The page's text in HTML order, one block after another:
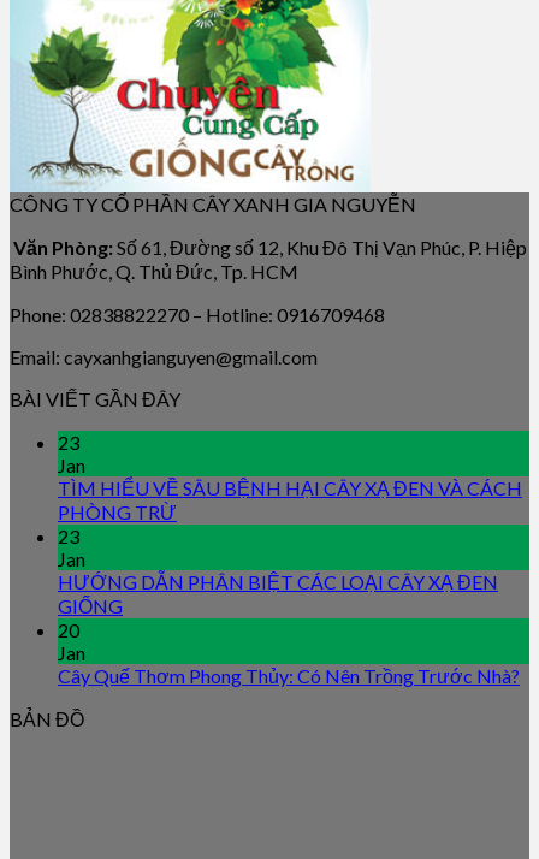
CÔNG TY CỔ PHẦN CÂY XANH GIA NGUYỄN
Văn Phòng: Số 61, Đường số 12, Khu Đô Thị Vạn Phúc, P. Hiệp
Bình Phước, Q. Thủ Đức, Tp. HCM
Phone: 02838822270 – Hotline: 0916709468
Email: cayxanhgianguyen@gmail.com
BÀI VIẾT GẦN ĐÂY
23
Jan
TÌM HIỂU VỀ SÂU BỆNH HẠI CÂY XẠ ĐEN VÀ CÁCH
PHÒNG TRỪ
23
Jan
HƯỚNG DẪN PHÂN BIỆT CÁC LOẠI CÂY XẠ ĐEN
GIỐNG
20
Jan
Cây Quế Thơm Phong Thủy: Có Nên Trồng Trước Nhà?
BẢN ĐỒ